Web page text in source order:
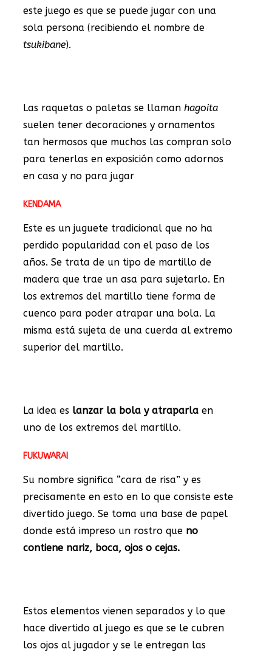
este juego es que se puede jugar con una
sola persona (recibiendo el nombre de
tsukibane).
Las raquetas o paletas se llaman hagoita
suelen tener decoraciones y ornamentos
tan hermosos que muchos las compran solo
para tenerlas en exposición como adornos
en casa y no para jugar
KENDAMA
Este es un juguete tradicional que no ha
perdido popularidad con el paso de los
años. Se trata de un tipo de martillo de
madera que trae un asa para sujetarlo. En
los extremos del martillo tiene forma de
cuenco para poder atrapar una bola. La
misma está sujeta de una cuerda al extremo
superior del martillo.
La idea es lanzar la bola y atraparla en
uno de los extremos del martillo.
FUKUWARAI
Su nombre significa “cara de risa” y es
precisamente en esto en lo que consiste este
divertido juego. Se toma una base de papel
donde está impreso un rostro que no
contiene nariz, boca, ojos o cejas.
Estos elementos vienen separados y lo que
hace divertido al juego es que se le cubren
los ojos al jugador y se le entregan las